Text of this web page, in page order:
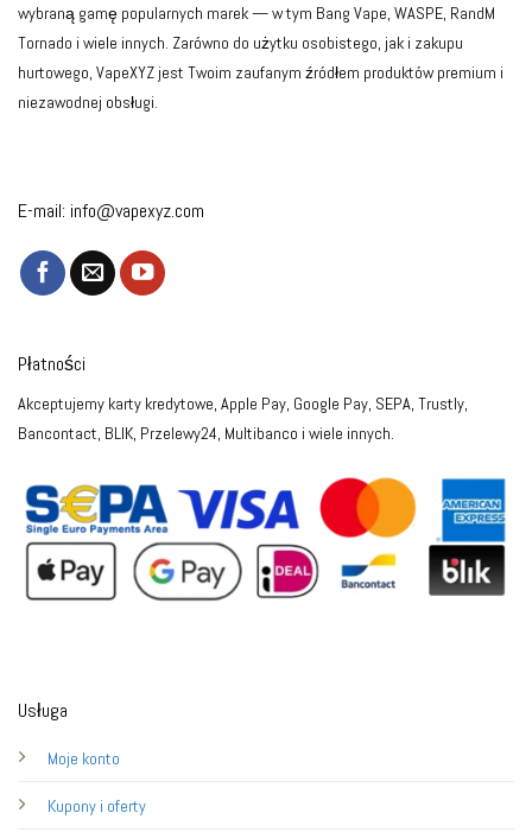
wybraną gamę popularnych marek — w tym Bang Vape, WASPE, RandM
Tornado i wiele innych. Zarówno do użytku osobistego, jak i zakupu
hurtowego, VapeXYZ jest Twoim zaufanym źródłem produktów premium i
niezawodnej obsługi.
E-mail: info@vapexyz.com
Usługa
Moje konto
Kupony i oferty
Płatności
Akceptujemy karty kredytowe, Apple Pay, Google Pay, SEPA, Trustly,
Bancontact, BLIK, Przelewy24, Multibanco i wiele innych.